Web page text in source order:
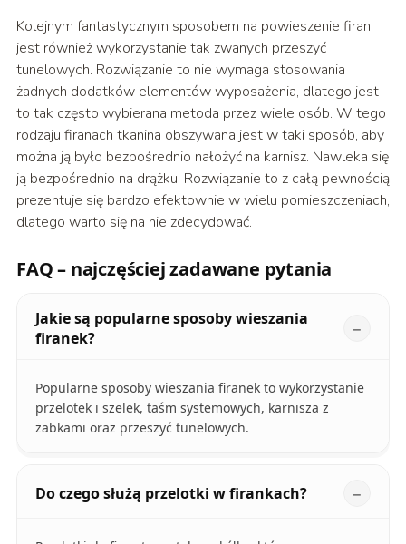
Kolejnym fantastycznym sposobem na powieszenie firan
jest również wykorzystanie tak zwanych przeszyć
tunelowych. Rozwiązanie to nie wymaga stosowania
żadnych dodatków elementów wyposażenia, dlatego jest
to tak często wybierana metoda przez wiele osób. W tego
rodzaju firanach tkanina obszywana jest w taki sposób, aby
można ją było bezpośrednio nałożyć na karnisz. Nawleka się
ją bezpośrednio na drążku. Rozwiązanie to z całą pewnością
prezentuje się bardzo efektownie w wielu pomieszczeniach,
dlatego warto się na nie zdecydować.
FAQ – najczęściej zadawane pytania
Jakie są popularne sposoby wieszania
firanek?
Popularne sposoby wieszania firanek to wykorzystanie
przelotek i szelek, taśm systemowych, karnisza z
żabkami oraz przeszyć tunelowych.
Do czego służą przelotki w firankach?